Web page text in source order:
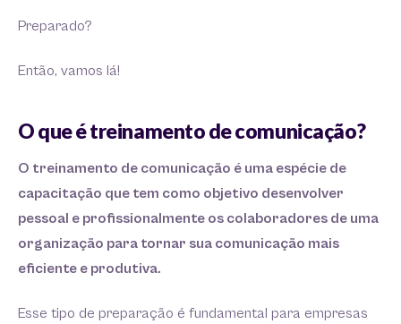
Preparado?
Então, vamos lá!
O que é treinamento de comunicação?
O treinamento de comunicação é uma espécie de
capacitação que tem como objetivo desenvolver
pessoal e profissionalmente os colaboradores de uma
organização para tornar sua comunicação mais
eficiente e produtiva.
Esse tipo de preparação é fundamental para empresas